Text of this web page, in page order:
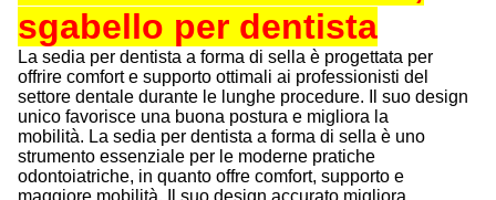
sgabello per dentista
La sedia per dentista a forma di sella è progettata per
offrire comfort e supporto ottimali ai professionisti del
settore dentale durante le lunghe procedure. Il suo design
unico favorisce una buona postura e migliora la
mobilità. La sedia per dentista a forma di sella è uno
strumento essenziale per le moderne pratiche
odontoiatriche, in quanto offre comfort, supporto e
maggiore mobilità. Il suo design accurato migliora